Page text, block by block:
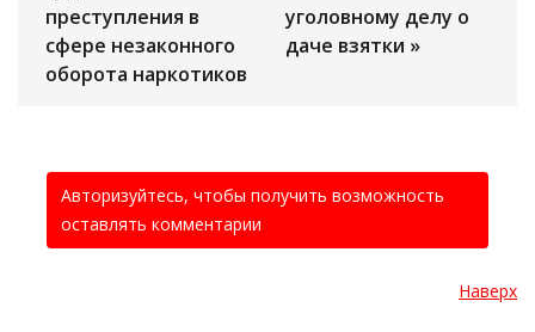
преступления в
сфере незаконного
оборота наркотиков
уголовному делу о
даче взятки »
Авторизуйтесь, чтобы получить возможность
оставлять комментарии
Наверх